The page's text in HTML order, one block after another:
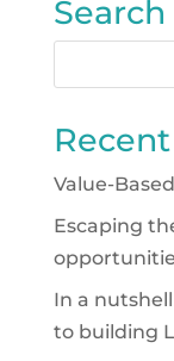
Search
Value-
Escaping
In a
to building